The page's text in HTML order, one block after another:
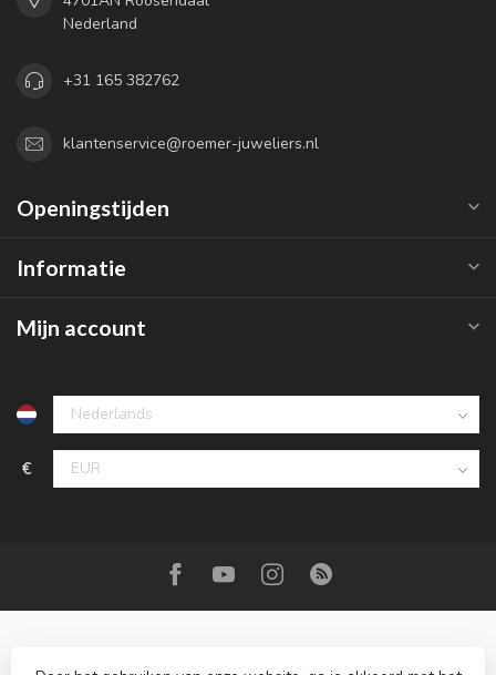
Nederland
+31 165 382762
klantenservice@roemer-juweliers.nl
Openingstijden
Informatie
Mijn account
€